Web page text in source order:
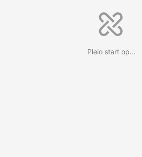
Pleio start op...